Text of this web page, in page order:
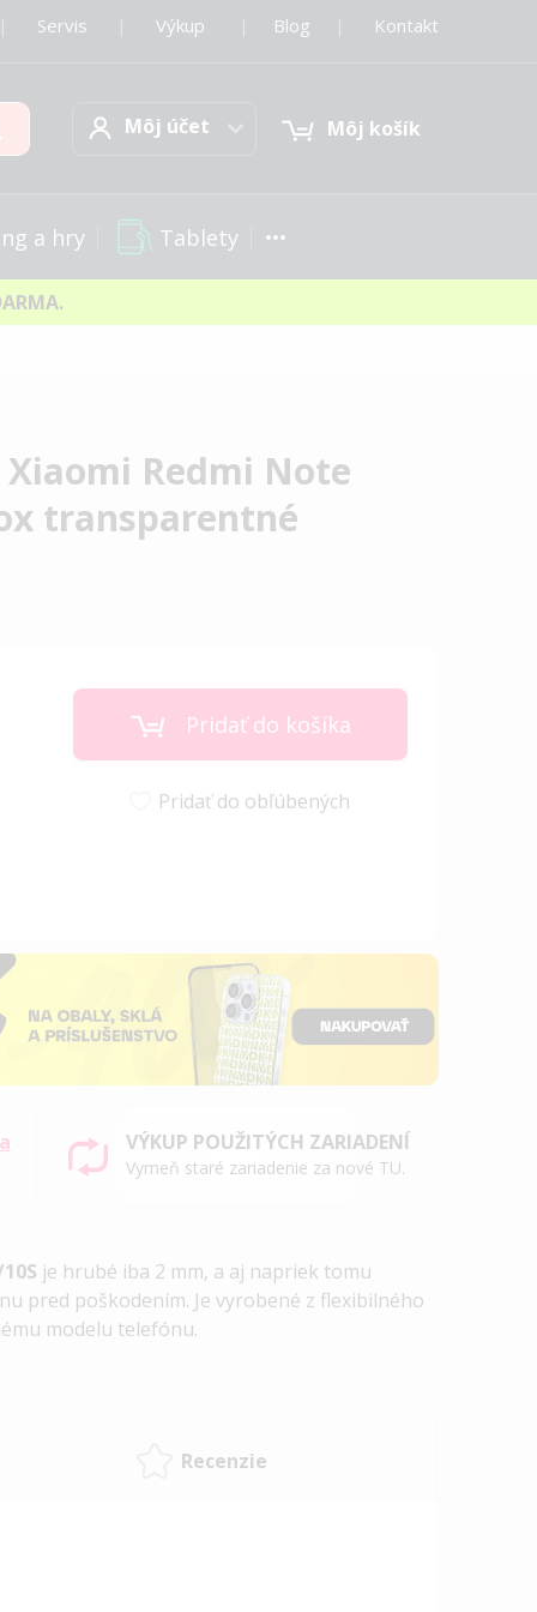
Servis Výkup Blog Kontakt
Môj účetMôj účet Môj košík
a hry Tablety
Redmi Note
transparentné
Pridať do košíka
Pridať do obľúbených
VÝKUP POUŽITÝCH ZARIADENÍ
Vymeň staré zariadenie za nové TU.
je hrubé iba 2 mm, a aj napriek tomu
pred poškodením. Je vyrobené z flexibilného
modelu telefónu.
Recenzie